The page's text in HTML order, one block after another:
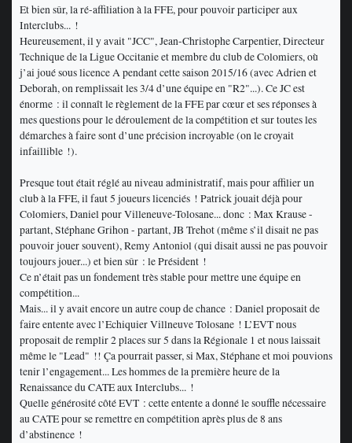
Et bien sûr, la ré-affiliation à la FFE, pour pouvoir participer aux
Interclubs... !
Heureusement, il y avait "JCC", Jean-Christophe Carpentier, Directeur
Technique de la Ligue Occitanie et membre du club de Colomiers, où
j’ai joué sous licence A pendant cette saison 2015/16 (avec Adrien et
Deborah, on remplissait les 3/4 d’une équipe en "R2"...). Ce JC est
énorme : il connaît le règlement de la FFE par cœur et ses réponses à
mes questions pour le déroulement de la compétition et sur toutes les
démarches à faire sont d’une précision incroyable (on le croyait
infaillible !).
Presque tout était réglé au niveau administratif, mais pour affilier un
club à la FFE, il faut 5 joueurs licenciés ! Patrick jouait déjà pour
Colomiers, Daniel pour Villeneuve-Tolosane... donc : Max Krause -
partant, Stéphane Grihon - partant, JB Trehot (même s’il disait ne pas
pouvoir jouer souvent), Remy Antoniol (qui disait aussi ne pas pouvoir
toujours jouer...) et bien sûr : le Président !
Ce n’était pas un fondement très stable pour mettre une équipe en
compétition...
Mais... il y avait encore un autre coup de chance : Daniel proposait de
faire entente avec l’Echiquier Villneuve Tolosane ! L’EVT nous
proposait de remplir 2 places sur 5 dans la Régionale 1 et nous laissait
même le "Lead" !! Ça pourrait passer, si Max, Stéphane et moi pouvions
tenir l’engagement... Les hommes de la première heure de la
Renaissance du CATE aux Interclubs... !
Quelle générosité côté EVT : cette entente a donné le souffle nécessaire
au CATE pour se remettre en compétition après plus de 8 ans
d’abstinence !